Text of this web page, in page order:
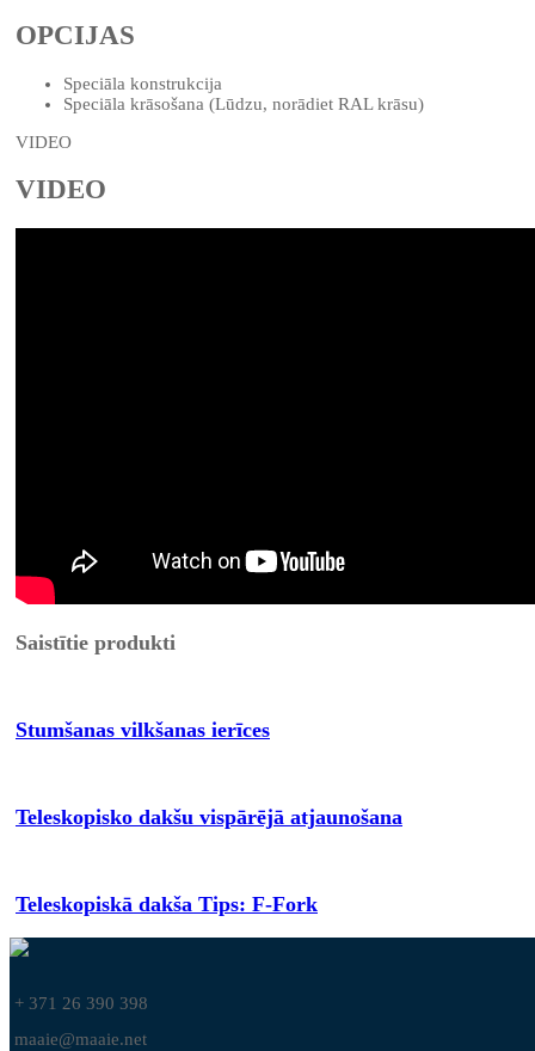
OPCIJAS
Speciāla konstrukcija
Speciāla krāsošana (Lūdzu, norādiet RAL krāsu)
VIDEO
VIDEO
Saistītie produkti
Stumšanas vilkšanas ierīces
Teleskopisko dakšu vispārējā atjaunošana
Teleskopiskā dakša Tips: F-Fork
+ 371 26 390 398
maaie@maaie.net